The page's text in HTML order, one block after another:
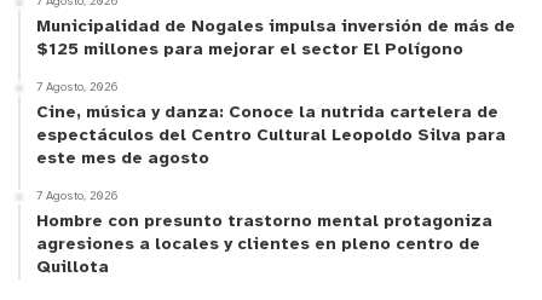
Municipalidad de Nogales impulsa inversión de más de
$125 millones para mejorar el sector El Polígono
7 Agosto, 2026
Cine, música y danza: Conoce la nutrida cartelera de
espectáculos del Centro Cultural Leopoldo Silva para
este mes de agosto
7 Agosto, 2026
Hombre con presunto trastorno mental protagoniza
agresiones a locales y clientes en pleno centro de
Quillota